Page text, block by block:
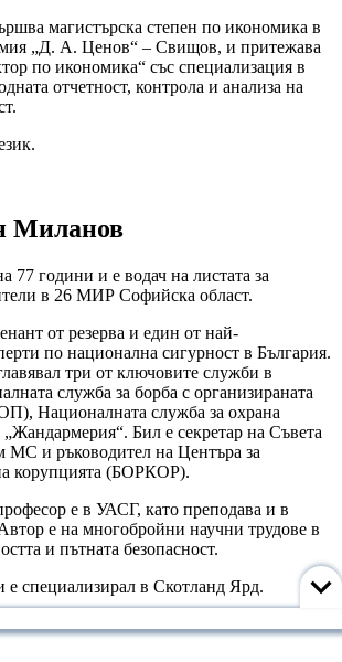
магистърска степен по икономика в
„Д. А. Ценов“ – Свищов, и притежава
по икономика“ със специализация в
отчетност, контрола и анализа на
Миланов
77 години и е водач на листата за
в 26 МИР Софийска област.
от резерва и един от най-
по национална сигурност в България.
три от ключовите служби в
служба за борба с организираната
Националната служба за охрана
Бил е секретар на Съвета
МС и ръководител на Центъра за
корупцията (БОРКОР).
е в УАСГ, като преподава и в
е на многобройни научни трудове в
и пътната безопасност.
специализирал в Скотланд Ярд.